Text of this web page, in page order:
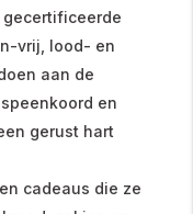
gecertificeerde
vrij, lood- en
aan de
en
gerust hart
cadeaus die ze